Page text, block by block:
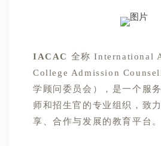
IACAC 全称 International
College Admission
学顾问委员会），是一个服
师和招生官的专业组织，致
享、合作与发展的教育平台。